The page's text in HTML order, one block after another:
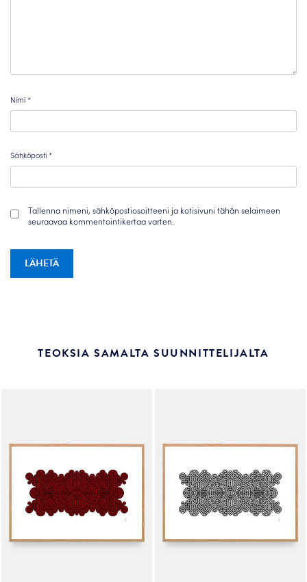
Nimi*
Sähköposti*
Tallenna nimeni, sähköpostiosoitteeni ja kotisivuni tähän selaimeen
seuraavaa kommentointikertaa varten.
TEOKSIA SAMALTA SUUNNITTELIJALTA